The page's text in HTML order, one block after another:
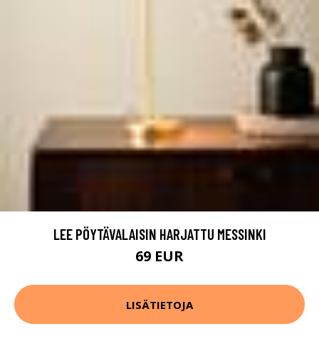
LEE PÖYTÄVALAISIN HARJATTU MESSINKI
69 EUR
LISÄTIETOJA